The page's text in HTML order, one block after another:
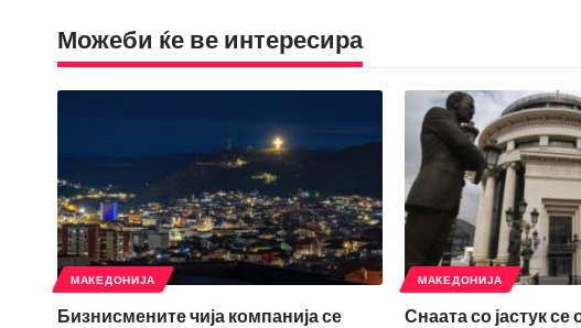
Можеби ќе ве интересира
МАКЕДОНИЈА
Бизнисмените чија компанија се
МАКЕДОНИЈА
Снаата со јастук се